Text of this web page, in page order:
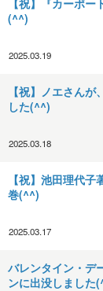
(^^)
2025.03.19
【祝】ノエさん
した(^^)
2025.03.18
【祝】池田理代
巻(^^)
2025.03.17
バレンタイン・デ
ンに出没しました